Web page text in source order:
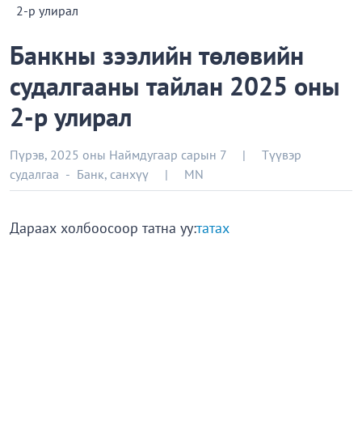
2-р улирал
Банкны зээлийн төлөвийн
судалгааны тайлан 2025 оны
2-р улирал
Пүрэв, 2025 оны Наймдугаар сарын 7 |
Түүвэр
судалгаа - Банк, санхүү | MN
Дараах холбоосоор татна уу:татах